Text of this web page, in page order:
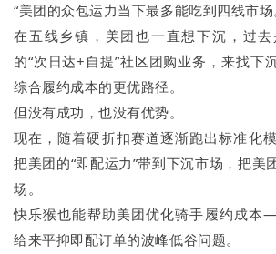
“美团的众包运力当下最多能吃到四线市场
在五线乡镇，美团也一直想下沉，过
的“次日达+自提”社区团购业务，来找下
综合履约成本的更优路径。
但没有成功，也没有优势。
现在，随着硬折扣赛道逐渐跑出标准化
把美团的“即配运力”带到下沉市场，把美
场。
快乐猴也能帮助美团优化骑手履约成
给来平抑即配订单的波峰低谷问题。